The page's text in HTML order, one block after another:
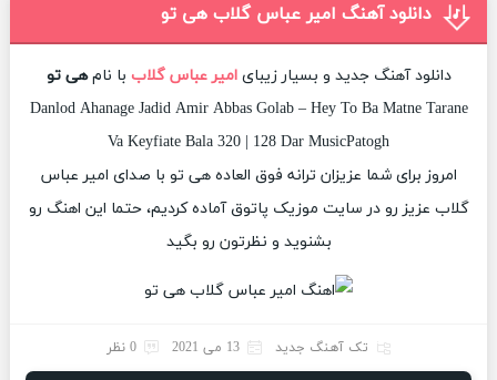
دانلود آهنگ امیر عباس گلاب هی تو
دانلود آهنگ جدید و بسیار زیبایامیر عباس گلاب با نامهی تو
Danlod Ahanage Jadid Amir Abbas Golab – Hey To Ba Matne Tarane
Va Keyfiate Bala 320 | 128 Dar MusicPatogh
امروز برای شما عزیزان ترانه فوق العاده هی تو با صدای امیر عباس
گلاب عزیز رو در سایت موزیک پاتوق آماده کردیم، حتما این اهنگ رو
بشنوید و نظرتون رو بگید
تک آهنگ جدید 13 می 2021 0 نظر